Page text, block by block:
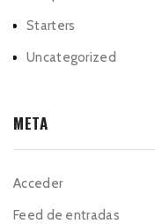
Starters
Uncategorized
META
Acceder
Feed de entradas